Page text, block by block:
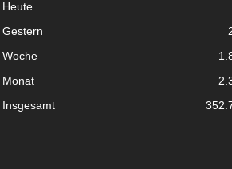
Heute
Gestern
Woche
Monat
Insgesamt